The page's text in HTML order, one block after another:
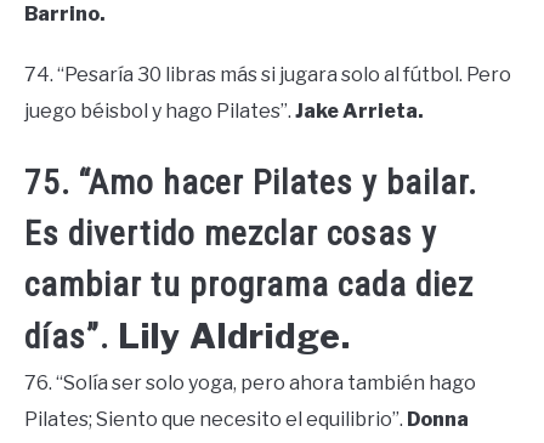
Barrino.
74. “Pesaría 30 libras más si jugara solo al fútbol. Pero
juego béisbol y hago Pilates”. Jake Arrieta.
75. “Amo hacer Pilates y bailar.
Es divertido mezclar cosas y
cambiar tu programa cada diez
días”. Lily Aldridge.
76. “Solía ser solo yoga, pero ahora también hago
Pilates; Siento que necesito el equilibrio”. Donna